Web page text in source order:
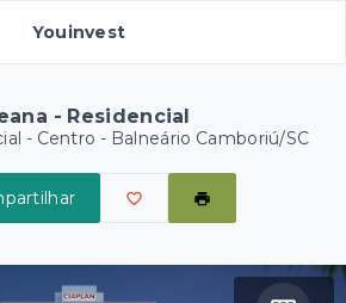
Youinvest
- Residencial
- Centro - Balneário Camboriú/SC